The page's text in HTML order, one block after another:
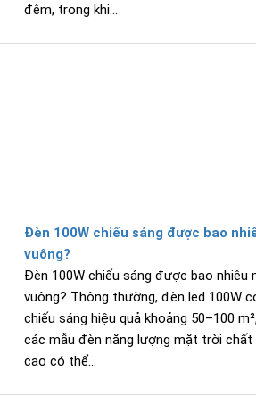
đêm, trong khi...
Đèn 100W chiếu sáng được bao
vuông?
Đèn 100W chiếu sáng được bao nhiêu
vuông? Thông thường, đèn led 100W
chiếu sáng hiệu quả khoảng 50–100
các mẫu đèn năng lượng mặt trời chất
cao có thể...